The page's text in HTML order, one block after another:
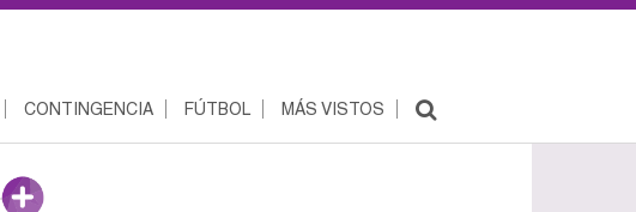
CONTINGENCIA FÚTBOL MÁS VISTOS